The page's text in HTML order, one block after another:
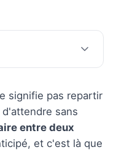
administratives
d'examen
signifie pas repartir
sans
entre deux
et c'est là que